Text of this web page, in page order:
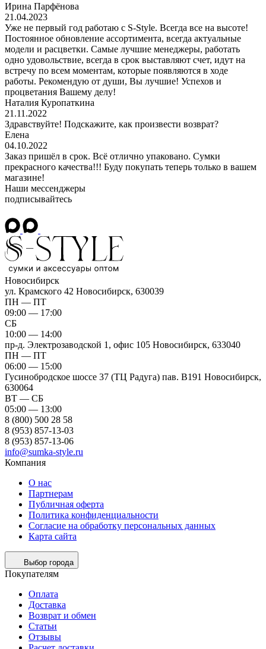
Ирина Парфёнова
21.04.2023
Уже не первый год работаю с S-Style. Всегда все на высоте!
Постоянное обновление ассортимента, всегда актуальные
модели и расцветки. Самые лучшие менеджеры, работать
одно удовольствие, всегда в срок выставляют счет, идут на
встречу по всем моментам, которые появляются в ходе
работы. Рекомендую от души, Вы лучшие! Успехов и
процветания Вашему делу!
Наталия Куропаткина
21.11.2022
Здравствуйте! Подскажите, как произвести возврат?
Елена
04.10.2022
Заказ пришёл в срок. Всё отлично упаковано. Сумки
прекрасного качества!!! Буду покупать теперь только в вашем
магазине!
Наши мессенджеры
подписывайтесь
Новосибирск
ул. Крамского 42 Новосибирск, 630039
ПН — ПТ
09:00 — 17:00
СБ
10:00 — 14:00
пр-д. Электрозаводской 1, офис 105 Новосибирск, 633040
ПН — ПТ
06:00 — 15:00
Гусинобродское шоссе 37 (ТЦ Радуга) пав. B191 Новосибирск,
630064
ВТ — СБ
05:00 — 13:00
8 (800) 500 28 58
8 (953) 857-13-03
8 (953) 857-13-06
info@sumka-style.ru
Компания
О нас
Партнерам
Публичная оферта
Политика конфиденциальности
Согласие на обработку персональных данных
Карта сайта
Выбор города
Покупателям
Оплата
Доставка
Возврат и обмен
Статьи
Отзывы